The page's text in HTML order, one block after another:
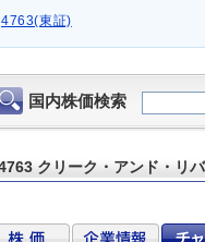
4763(東証)